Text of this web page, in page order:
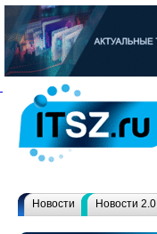
Новости Новости 2.0